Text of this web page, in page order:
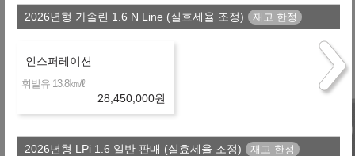
금융사
온라인 비교 36개월 선수+보증금6,186,000
M 금융사
+2,804,400
6,186,000원
제휴 금융사
2026년형 가솔린 1.6 N Line (실효세율 조정)
인스퍼레이션
휘발유 13.8㎞/ℓ
28,450,000원
2026년형 LPi 1.6 일반 판매 (실효세율 조정)